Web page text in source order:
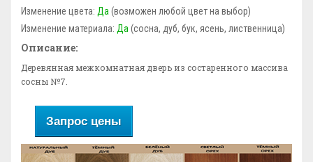
Изменение цвета: Да (возможен любой цвет на выбор)
Изменение материала: Да (сосна, дуб, бук, ясень, лиственница)
Описание:
Деревянная межкомнатная дверь из состаренного массива
сосны №7.
Запрос цены